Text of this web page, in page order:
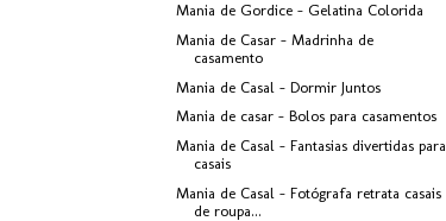
Mania de Gordice - Gelatina Colorida
Mania de Casar - Madrinha de
casamento
Mania de Casal - Dormir Juntos
Mania de casar - Bolos para casamentos
Mania de Casal - Fantasias divertidas para
casais
Mania de Casal - Fotógrafa retrata casais
de roupa...